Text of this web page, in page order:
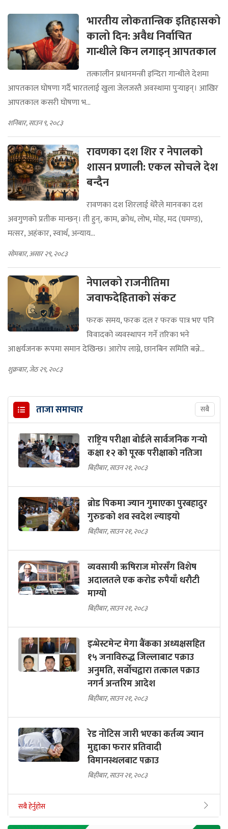
भारतीय लोकतान्त्रिक इतिहासको
कालो दिन: अवैध निर्वाचित
गान्धीले किन लगाइन् आपतकाल
तत्कालीन प्रधानमन्त्री इन्दिरा गान्धीले देशमा
आपतकाल घोषणा गर्दै भारतलाई खुला जेलजस्तै अवस्थामा पुर्‍याइन्। आखिर
आपतकाल कसरी घोषणा भ...
शनिबार, साउन ९, २०८३
रावणका दश शिर र नेपालको
शासन प्रणाली: एकल सोचले देश
बन्दैन
रावणका दश शिरलाई धेरैले मानवका दश
अवगुणको प्रतीक मान्छन्। ती हुन्, काम, क्रोध, लोभ, मोह, मद (घमण्ड),
मत्सर, अहंकार, स्वार्थ, अन्याय...
सोमबार, असार २९, २०८३
नेपालको राजनीतिमा
जवाफदेहिताको संकट
फरक समय, फरक दल र फरक पात्र भए पनि
विवादको व्यवस्थापन गर्ने तरिका भने
आश्चर्यजनक रूपमा समान देखिन्छ। आरोप लाग्ने, छानबिन समिति बन्ने...
शुक्रबार, जेठ २९, २०८३
ताजा समाचार सबै
राष्ट्रिय परीक्षा बोर्डले सार्वजनिक गर्‍यो
कक्षा १२ को पूरक परीक्षाको नतिजा
बिहीबार, साउन २१, २०८३
ब्रोड पिकमा ज्यान गुमाएका पुरबहादुर
गुरुङको शव स्वदेश ल्याइयो
बिहीबार, साउन २१, २०८३
व्यवसायी ऋषिराज मोरसँग विशेष
अदालतले एक करोड रुपैयाँ धरौटी
माग्यो
बिहीबार, साउन २१, २०८३
इन्भेस्टमेन्ट मेगा बैंकका अध्यक्षसहित
१५ जनाविरुद्ध जिल्लाबाट पक्राउ
अनुमति, सर्वोचद्वारा तत्काल पक्राउ
नगर्न अन्तरिम आदेश
बिहीबार, साउन २१, २०८३
रेड नोटिस जारी भएका कर्तव्य ज्यान
मुद्दाका फरार प्रतिवादी
विमानस्थलबाट पक्राउ
बिहीबार, साउन २१, २०८३
सबै हेर्नुहोस